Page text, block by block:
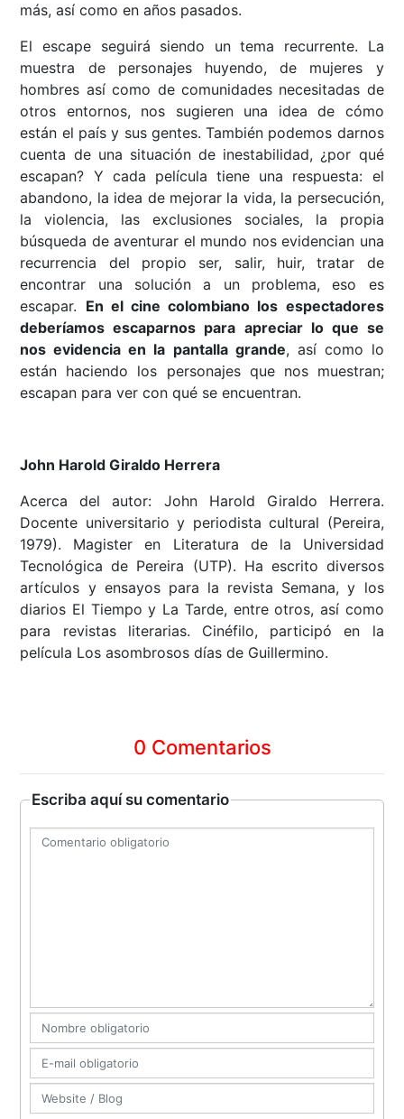
más, así como en años pasados.
El escape seguirá siendo un tema recurrente. La
muestra de personajes huyendo, de mujeres y
hombres así como de comunidades necesitadas de
otros entornos, nos sugieren una idea de cómo
están el país y sus gentes. También podemos darnos
cuenta de una situación de inestabilidad, ¿por qué
escapan? Y cada película tiene una respuesta: el
abandono, la idea de mejorar la vida, la persecución,
la violencia, las exclusiones sociales, la propia
búsqueda de aventurar el mundo nos evidencian una
recurrencia del propio ser, salir, huir, tratar de
encontrar una solución a un problema, eso es
escapar. En el cine colombiano los espectadores
deberíamos escaparnos para apreciar lo que se
nos evidencia en la pantalla grande, así como lo
están haciendo los personajes que nos muestran;
escapan para ver con qué se encuentran.
John Harold Giraldo Herrera
Acerca del autor: John Harold Giraldo Herrera.
Docente universitario y periodista cultural (Pereira,
1979). Magister en Literatura de la Universidad
Tecnológica de Pereira (UTP). Ha escrito diversos
artículos y ensayos para la revista Semana, y los
diarios El Tiempo y La Tarde, entre otros, así como
para revistas literarias. Cinéfilo, participó en la
película Los asombrosos días de Guillermino.
0 Comentarios
Escriba aquí su comentario